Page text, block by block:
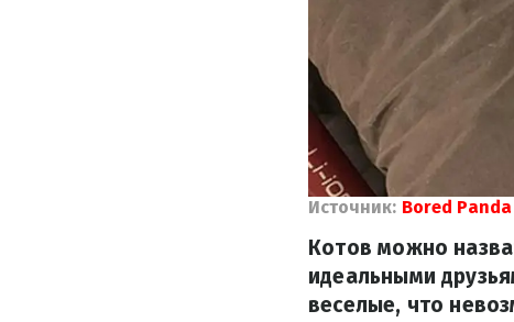
Источник: Bored Panda
Котов можно
идеальными
веселые, что